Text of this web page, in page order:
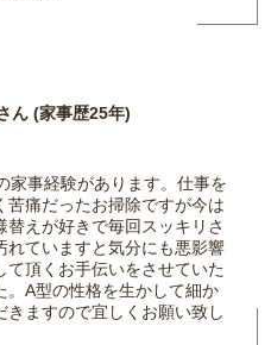
ん (家事歴25年)
家事経験があります。仕事を
苦痛だったお掃除ですが今は
えが好きで毎回スッキリさ
れていますと気分にも悪影響
頂くお手伝いをさせていた
。A型の性格を生かして細か
ますので宜しくお願い致し